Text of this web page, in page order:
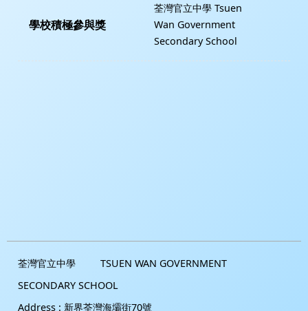
學校積極參與獎
荃灣官立中學 Tsuen
Wan Government
Secondary School
荃灣官立中學
TSUEN WAN GOVERNMENT
SECONDARY SCHOOL
Address : 新界荃灣海壩街70號